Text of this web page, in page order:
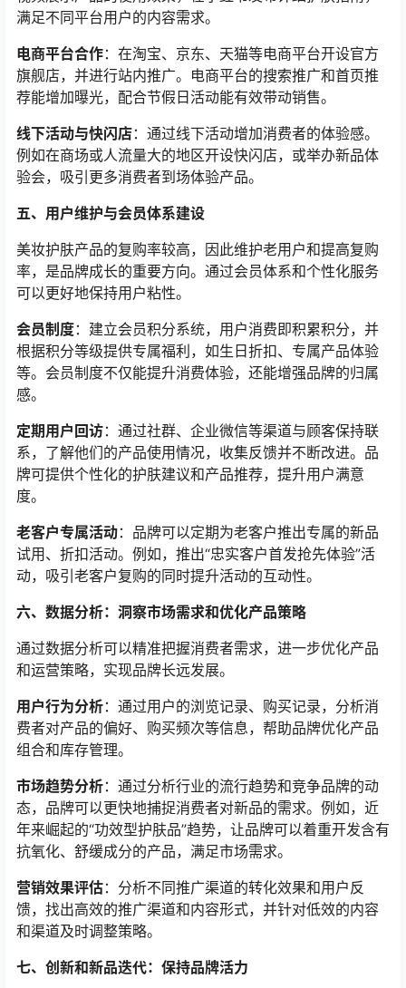
满足不同平台用户的内容需求。
电商平台合作：在淘宝、京东、天猫等电商平台开设官方
旗舰店，并进行站内推广。电商平台的搜索推广和首页推
荐能增加曝光，配合节假日活动能有效带动销售。
线下活动与快闪店：通过线下活动增加消费者的体验感。
例如在商场或人流量大的地区开设快闪店，或举办新品体
验会，吸引更多消费者到场体验产品。
五、用户维护与会员体系建设
美妆护肤产品的复购率较高，因此维护老用户和提高复购
率，是品牌成长的重要方向。通过会员体系和个性化服务
可以更好地保持用户粘性。
会员制度：建立会员积分系统，用户消费即积累积分，并
根据积分等级提供专属福利，如生日折扣、专属产品体验
等。会员制度不仅能提升消费体验，还能增强品牌的归属
感。
定期用户回访：通过社群、企业微信等渠道与顾客保持联
系，了解他们的产品使用情况，收集反馈并不断改进。品
牌可提供个性化的护肤建议和产品推荐，提升用户满意
度。
老客户专属活动：品牌可以定期为老客户推出专属的新品
试用、折扣活动。例如，推出“忠实客户首发抢先体验”活
动，吸引老客户复购的同时提升活动的互动性。
六、数据分析：洞察市场需求和优化产品策略
通过数据分析可以精准把握消费者需求，进一步优化产品
和运营策略，实现品牌长远发展。
用户行为分析：通过用户的浏览记录、购买记录，分析消
费者对产品的偏好、购买频次等信息，帮助品牌优化产品
组合和库存管理。
市场趋势分析：通过分析行业的流行趋势和竞争品牌的动
态，品牌可以更快地捕捉消费者对新品的需求。例如，近
年来崛起的“功效型护肤品”趋势，让品牌可以着重开发含有
抗氧化、舒缓成分的产品，满足市场需求。
营销效果评估：分析不同推广渠道的转化效果和用户反
馈，找出高效的推广渠道和内容形式，并针对低效的内容
和渠道及时调整策略。
七、创新和新品迭代：保持品牌活力